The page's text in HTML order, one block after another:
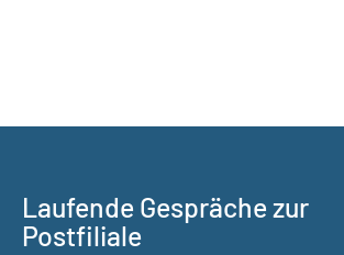
Laufende Gespräche zur
Postfiliale